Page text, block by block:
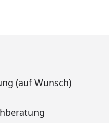
(auf Wunsch)